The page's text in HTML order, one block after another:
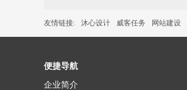
友情链接: 沐心设计 威客任务 网站建设
便捷导航
企业简介